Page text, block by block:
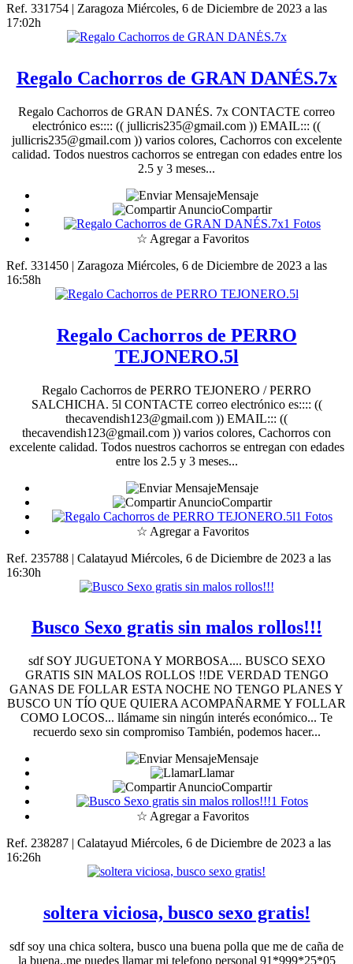
Ref. 331754 | Zaragoza Miércoles, 6 de Diciembre de 2023 a las
17:02h
Regalo Cachorros de GRAN DANÉS.7x
Regalo Cachorros de GRAN DANÉS. 7x CONTACTE correo
electrónico es:::: (( jullicris235@gmail.com )) EMAIL::: ((
jullicris235@gmail.com )) varios colores, Cachorros con excelente
calidad. Todos nuestros cachorros se entregan con edades entre los
2.5 y 3 meses...
Mensaje
Compartir
1 Fotos
☆ Agregar a Favoritos
Ref. 331450 | Zaragoza Miércoles, 6 de Diciembre de 2023 a las
16:58h
Regalo Cachorros de PERRO
TEJONERO.5l
Regalo Cachorros de PERRO TEJONERO / PERRO
SALCHICHA. 5l CONTACTE correo electrónico es:::: ((
thecavendish123@gmail.com )) EMAIL::: ((
thecavendish123@gmail.com )) varios colores, Cachorros con
excelente calidad. Todos nuestros cachorros se entregan con edades
entre los 2.5 y 3 meses...
Mensaje
Compartir
1 Fotos
☆ Agregar a Favoritos
Ref. 235788 | Calatayud Miércoles, 6 de Diciembre de 2023 a las
16:30h
Busco Sexo gratis sin malos rollos!!!
sdf SOY JUGUETONA Y MORBOSA.... BUSCO SEXO
GRATIS SIN MALOS ROLLOS !!DE VERDAD TENGO
GANAS DE FOLLAR ESTA NOCHE NO TENGO PLANES Y
BUSCO UN TÍO QUE QUIERA ACOMPAÑARME Y FOLLAR
COMO LOCOS... llámame sin ningún interés económico... Te
recuerdo sexo sin compromiso También, podemos hacer...
Mensaje
Llamar
Compartir
1 Fotos
☆ Agregar a Favoritos
Ref. 238287 | Calatayud Miércoles, 6 de Diciembre de 2023 a las
16:26h
soltera viciosa, busco sexo gratis!
sdf soy una chica soltera, busco una buena polla que me de caña de
la buena..me puedes llamar mi telefono personal 91*999*25*05